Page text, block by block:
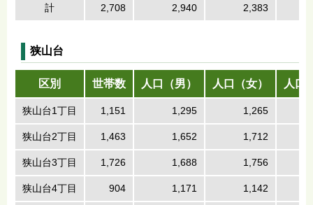
計 2,708 2,940 2,383
狭山台
区別 世帯数 人口（男） 人口（女） 人口
狭山台1丁目 1,151 1,295 1,265
狭山台2丁目 1,463 1,652 1,712
狭山台3丁目 1,726 1,688 1,756
狭山台4丁目 904 1,171 1,142